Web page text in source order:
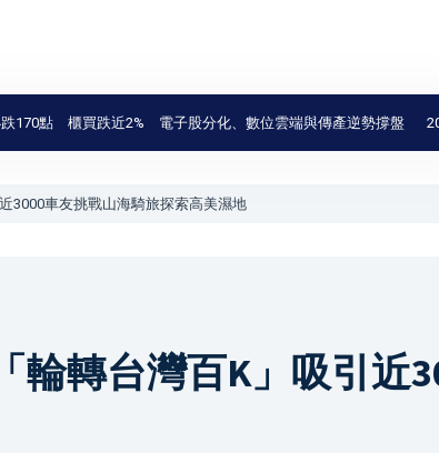
買跌近2% 電子股分化、數位雲端與傳產逆勢撐盤 2026台南
3000車友挑戰山海騎旅探索高美濕地
輪轉台灣百K」吸引近